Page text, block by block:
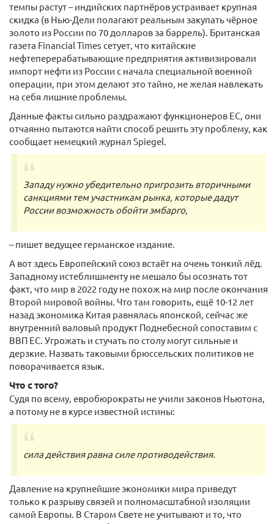
темпы растут – индийских партнёров устраивает крупная
скидка (в Нью-Дели полагают реальным закупать чёрное
золото из России по 70 долларов за баррель). Британская
газета Financial Times сетует, что китайские
нефтеперерабатывающие предприятия активизировали
импорт нефти из России с начала специальной военной
операции, при этом делают это тайно, не желая навлекать
на себя лишние проблемы.
Данные факты сильно раздражают функционеров ЕС, они
отчаянно пытаются найти способ решить эту проблему, как
сообщает немецкий журнал Spiegel.
Западу нужно убедительно пригрозить вторичными
санкциями тем участникам рынка, которые дадут
России возможность обойти эмбарго,
– пишет ведущее германское издание.
А вот здесь Европейский союз встаёт на очень тонкий лёд.
Западному истеблишменту не мешало бы осознать тот
факт, что мир в 2022 году не похож на мир после окончания
Второй мировой войны. Что там говорить, ещё 10-12 лет
назад экономика Китая равнялась японской, сейчас же
внутренний валовый продукт Поднебесной сопоставим с
ВВП ЕС. Угрожать и стучать по столу могут сильные и
дерзкие. Назвать таковыми брюссельских политиков не
поворачивается язык.
Что с того?
Судя по всему, евробюрократы не учили законов Ньютона,
а потому не в курсе известной истины:
сила действия равна силе противодействия.
Давление на крупнейшие экономики мира приведут
только к разрыву связей и полномасштабной изоляции
самой Европы. В Старом Свете не учитывают и то, что